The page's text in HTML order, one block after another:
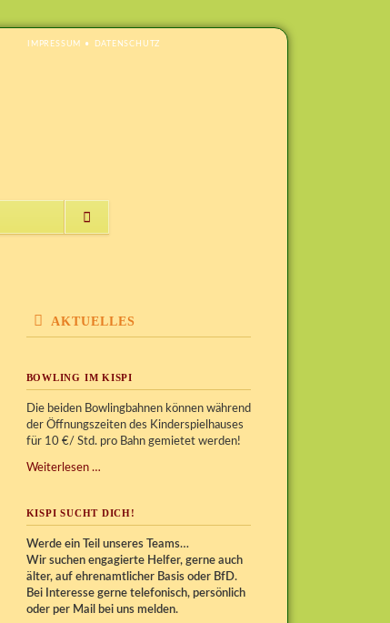
NAVIGATION
IMPRESSUM DATENSCHUTZ
ÜBERSPRINGEN
AKTUELLES
BOWLING IM KISPI
Die beiden Bowlingbahnen können während
der Öffnungszeiten des Kinderspielhauses
für 10 €/ Std. pro Bahn gemietet werden!
Weiterlesen …
KISPI SUCHT DICH!
Werde ein Teil unseres Teams…
Wirsuchen engagierte Helfer, gerne auch
älter, auf ehrenamtlicher Basis oder BfD.
Bei Interesse gerne telefonisch, persönlich
oder per Mail bei uns melden.